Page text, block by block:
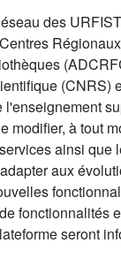
des
(CNRS)
modifier, à tout
ainsi que
aux
fonctionnalités
seront